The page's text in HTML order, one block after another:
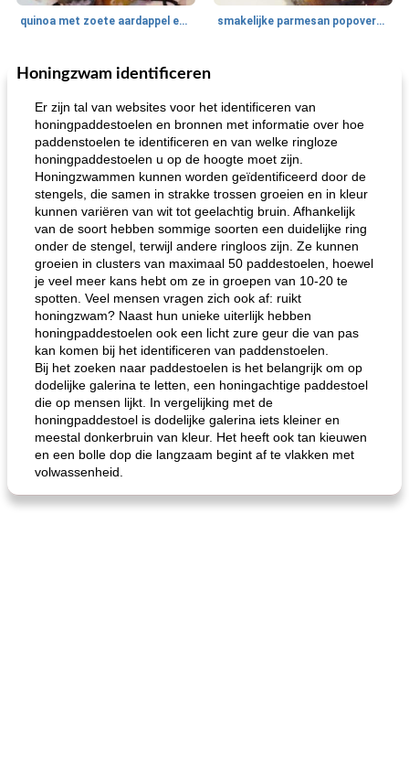
quinoa met zoete aardappel en champignons smakelijke parmesan popovers (gezonder!)
40min
One Dish Meal
gemakkelijke rijst en hamburger een gerecht diner
Honingzwam identificeren
Er zijn tal van websites voor het identificeren van
honingpaddestoelen en bronnen met informatie over hoe
paddenstoelen te identificeren en van welke ringloze
honingpaddestoelen u op de hoogte moet zijn.
Honingzwammen kunnen worden geïdentificeerd door de
stengels, die samen in strakke trossen groeien en in kleur
kunnen variëren van wit tot geelachtig bruin. Afhankelijk
van de soort hebben sommige soorten een duidelijke ring
onder de stengel, terwijl andere ringloos zijn. Ze kunnen
groeien in clusters van maximaal 50 paddestoelen, hoewel
je veel meer kans hebt om ze in groepen van 10-20 te
spotten. Veel mensen vragen zich ook af: ruikt
honingzwam? Naast hun unieke uiterlijk hebben
honingpaddestoelen ook een licht zure geur die van pas
kan komen bij het identificeren van paddenstoelen.
Bij het zoeken naar paddestoelen is het belangrijk om op
dodelijke galerina te letten, een honingachtige paddestoel
die op mensen lijkt. In vergelijking met de
honingpaddestoel is dodelijke galerina iets kleiner en
meestal donkerbruin van kleur. Het heeft ook tan kieuwen
en een bolle dop die langzaam begint af te vlakken met
volwassenheid.